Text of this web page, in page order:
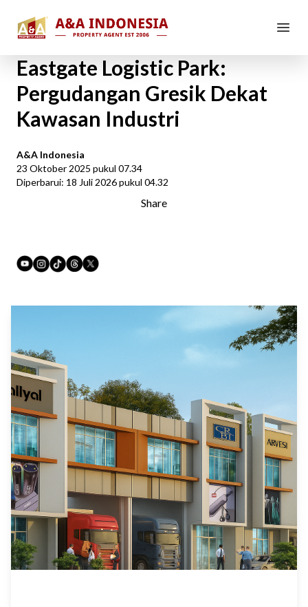
Beranda Berita Eastgate Logistic Park: Pergudangan Gres...
Eastgate Logistic Park:
Pergudangan Gresik Dekat
Kawasan Industri
A&A Indonesia
23 Oktober 2025 pukul 07.34
Diperbarui: 18 Juli 2026 pukul 04.32
Share